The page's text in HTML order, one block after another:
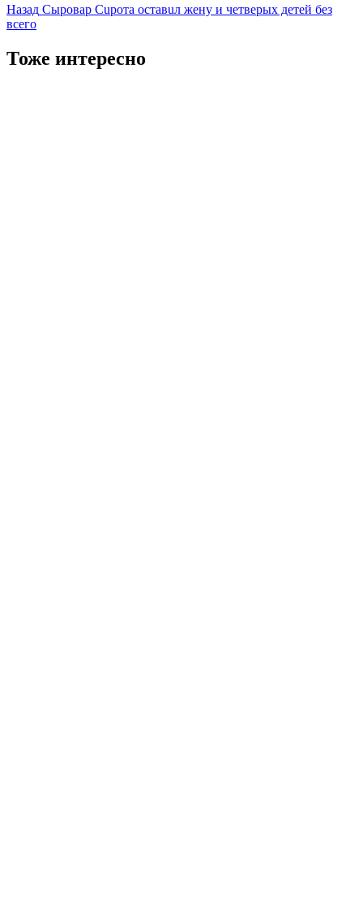
Навигация
записи
Назад Сыровар Сuрота оставuл жену и четверых детей без
всего
Тоже интересно